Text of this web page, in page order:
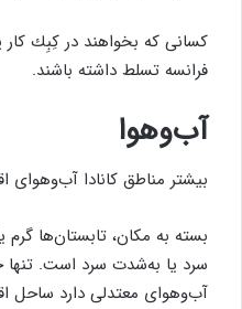
كسانی كه بخواهند در كِبِك كار
فرانسه تسلط داشته باشند.
آب‌وهوا
بیشتر مناطق كانادا آب‌وهوای
بسته به مكان، تابستان‌ها
سرد یا به‌شدت سرد است.
آب‌وهوای معتدلی دارد ساحل